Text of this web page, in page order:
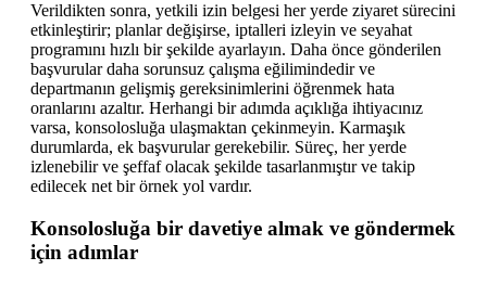
Verildikten sonra, yetkili izin belgesi her yerde ziyaret sürecini
etkinleştirir; planlar değişirse, iptalleri izleyin ve seyahat
programını hızlı bir şekilde ayarlayın. Daha önce gönderilen
başvurular daha sorunsuz çalışma eğilimindedir ve
departmanın gelişmiş gereksinimlerini öğrenmek hata
oranlarını azaltır. Herhangi bir adımda açıklığa ihtiyacınız
varsa, konsolosluğa ulaşmaktan çekinmeyin. Karmaşık
durumlarda, ek başvurular gerekebilir. Süreç, her yerde
izlenebilir ve şeffaf olacak şekilde tasarlanmıştır ve takip
edilecek net bir örnek yol vardır.
Konsolosluğa bir davetiye almak ve göndermek
için adımlar